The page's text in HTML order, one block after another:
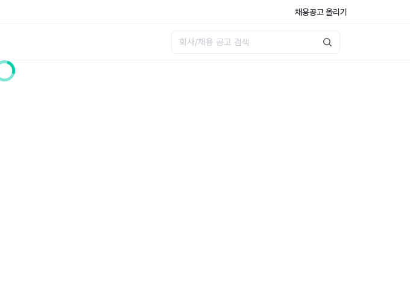
채용공고 올리기